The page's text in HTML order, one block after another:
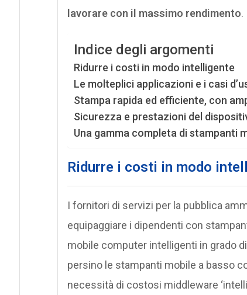
lavorare con il massimo rendimento.
Indice degli argomenti
Ridurre i costi in modo intelligente
Le molteplici applicazioni e i casi
Stampa rapida ed efficiente, con
Sicurezza e prestazioni del
Una gamma completa di stampanti
Ridurre i costi in modo
I fornitori di servizi per la pubblica
equipaggiare i dipendenti con
mobile computer intelligenti in grado
persino le stampanti mobile a basso
necessità di costosi middleware